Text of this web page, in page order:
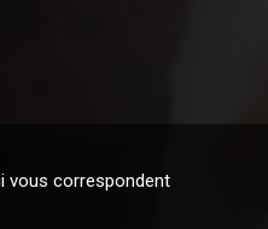
vous correspondent